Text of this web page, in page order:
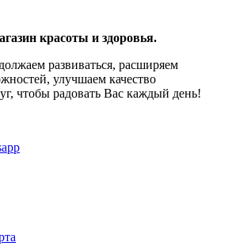
красоты и здоровья.
развиваться, расширяем
улучшаем качество
чтобы радовать Вас каждый день!